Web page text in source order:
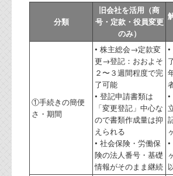
分類
旧会社を活用（商
号・定款・役員変更
のみ）
①手続きの簡便
さ・期間
• 株主総会→定款変
更→登記：おおよそ
２〜３週間程度で完
了可能
• 登記申請書類は
「変更登記」中心な
ので書類作成量は抑
えられる
• 社会保険・労働保
険の法人番号・基礎
情報がそのまま継続